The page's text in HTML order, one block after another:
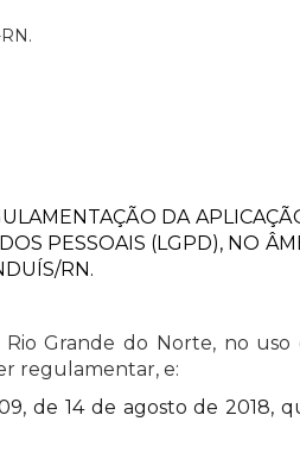
DA
PESSOAIS (LGPD), NO
RN.
Grande do Norte, no uso
regulamentar, e:
de 14 de agosto de 2018,